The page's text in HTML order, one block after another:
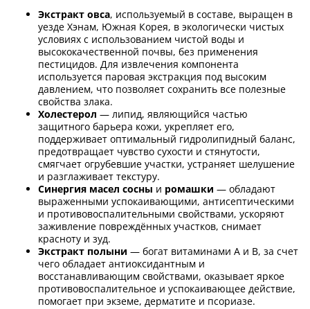
Экстракт овса, используемый в составе, выращен в
уезде Хэнам, Южная Корея, в экологически чистых
условиях с использованием чистой воды и
высококачественной почвы, без применения
пестицидов. Для извлечения компонента
используется паровая экстракция под высоким
давлением, что позволяет сохранить все полезные
свойства злака.
Холестерол — липид, являющийся частью
защитного барьера кожи, укрепляет его,
поддерживает оптимальный гидролипидный баланс,
предотвращает чувство сухости и стянутости,
смягчает огрубевшие участки, устраняет шелушение
и разглаживает текстуру.
Синергия масел сосны и ромашки — обладают
выраженными успокаивающими, антисептическими
и противовоспалительными свойствами, ускоряют
заживление повреждённых участков, снимает
красноту и зуд.
Экстракт полыни — богат витаминами А и B, за счет
чего обладает антиоксидантным и
восстанавливающим свойствами, оказывает яркое
противовоспалительное и успокаивающее действие,
помогает при экземе, дерматите и псориазе.